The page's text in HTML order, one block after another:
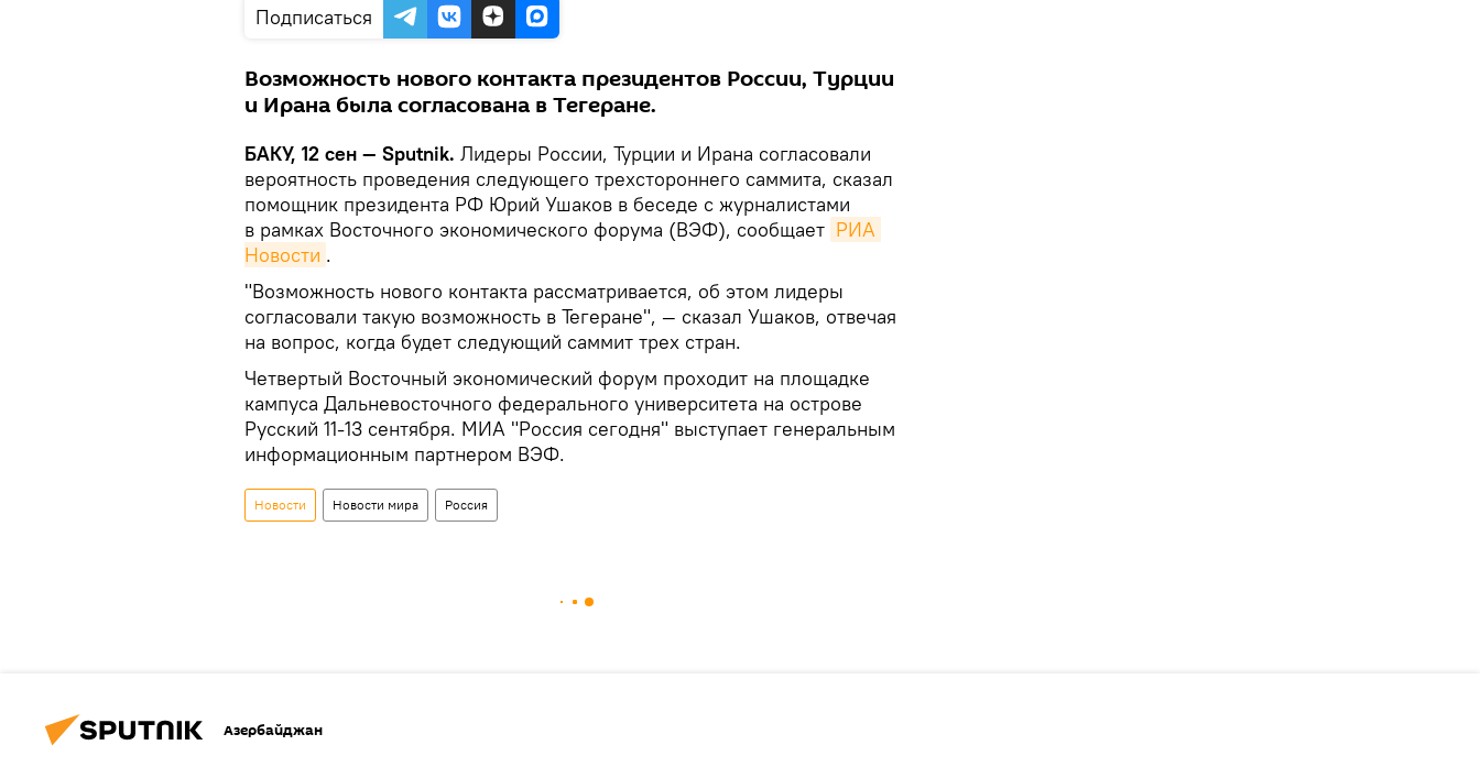
Подписаться
Возможность нового контакта президентов России, Турции
и Ирана была согласована в Тегеране.
БАКУ, 12 сен — Sputnik. Лидеры России, Турции и Ирана согласовали
вероятность проведения следующего трехстороннего саммита, сказал
помощник президента РФ Юрий Ушаков в беседе с журналистами
в рамках Восточного экономического форума (ВЭФ), сообщает РИА
Новости .
"Возможность нового контакта рассматривается, об этом лидеры
согласовали такую возможность в Тегеране", — сказал Ушаков, отвечая
на вопрос, когда будет следующий саммит трех стран.
Четвертый Восточный экономический форум проходит на площадке
кампуса Дальневосточного федерального университета на острове
Русский 11-13 сентября. МИА "Россия сегодня" выступает генеральным
информационным партнером ВЭФ.
Новости Новости мира Россия
Азербайджан